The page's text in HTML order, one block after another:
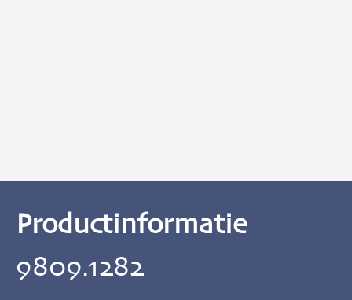
Productinformatie
9809.1282